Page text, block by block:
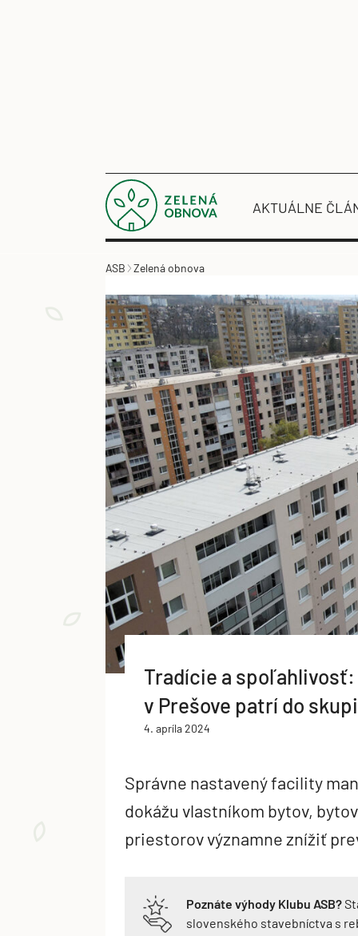
AKTUÁLNE
ASB Zelená obnova
Tradície a
v Prešove patrí do
4. apríla 2024
Správne nastavený facility
dokážu vlastníkom bytov,
priestorov významne znížiť
Poznáte výhody Klubu ASB?
slovenského stavebníctva s